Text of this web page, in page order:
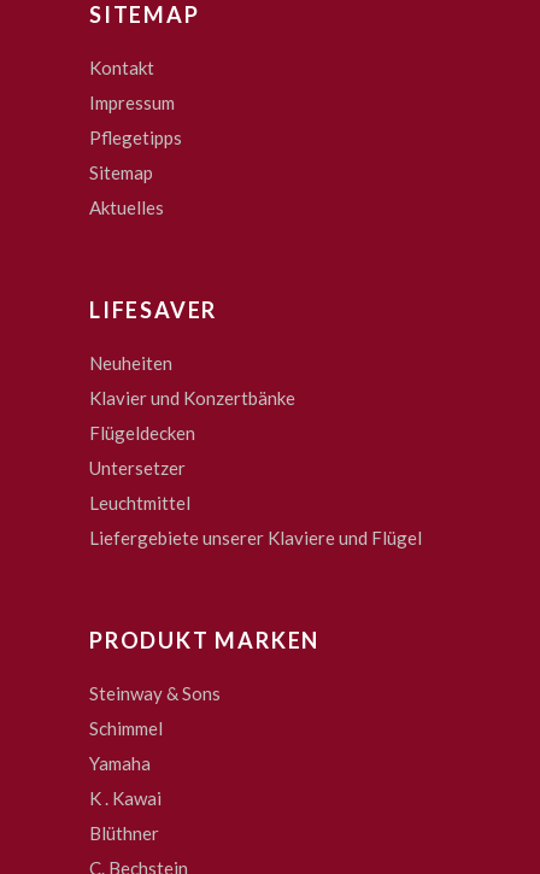
SITEMAP
Kontakt
Impressum
Pflegetipps
Sitemap
Aktuelles
LIFESAVER
Neuheiten
Klavier und Konzertbänke
Flügeldecken
Untersetzer
Leuchtmittel
Liefergebiete unserer Klaviere und Flügel
PRODUKT MARKEN
Steinway & Sons
Schimmel
Yamaha
K . Kawai
Blüthner
C. Bechstein